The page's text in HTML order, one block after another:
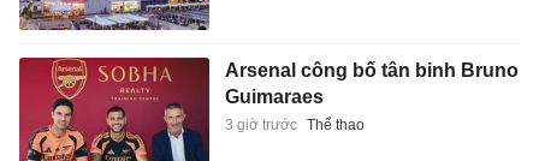
Arsenal công bố tân binh Bruno
Guimaraes
3 giờ trước Thể thao